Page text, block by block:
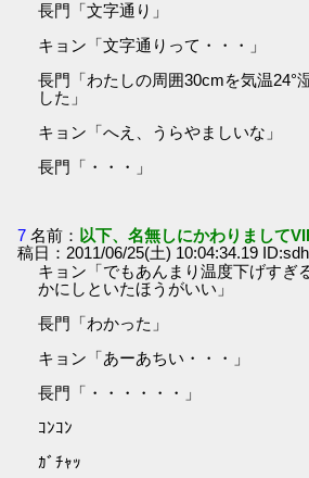
長門「文字通り」
キョン「文字通りって・・・」
長門「わたしの周囲30cmを気温24°
した」
キョン「へえ、うらやましいな」
長門「・・・」
7 名前： 以下、名無しにかわりまして
稿日：2011/06/25(土) 10:04:34.19
キョン「でもあんまり温度下げすぎ
かにしといたほうがいい」
長門「わかった」
キョン「あーあちい・・・」
長門「・・・・・・」
ｺﾝｺﾝ
ｶﾞﾁｬｯ